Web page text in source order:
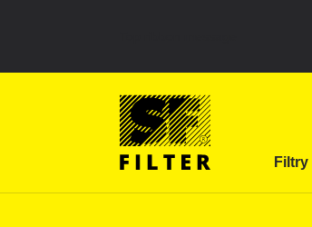
Strona główna SF Filter